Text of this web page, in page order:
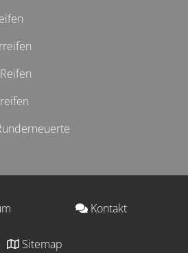
Kontakt
Sitemap